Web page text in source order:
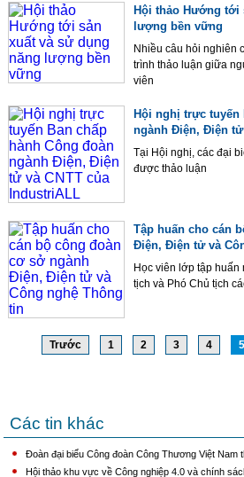
Hội thảo Hướng tới
lượng bền vững
Nhiều câu hỏi nghiên
trình thảo luận giữa
viên
Hội nghị trực tuyến
ngành Điện, Điện
Tại Hội nghị, các đại
được thảo luận
Tập huấn cho cán
Điện, Điện tử và
Học viên lớp tập huấn
tịch và Phó Chủ tịch
Trước 1 2 3 4 5
Các tin khác
Đoàn đại biểu Công đoàn Công Thương Việt Nam
Hội thảo khu vực về Công nghiệp 4.0 và chính